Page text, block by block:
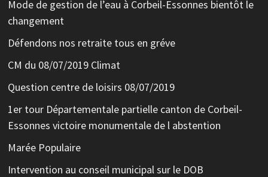
Mode de gestion de l’eau à Corbeil-Essonnes bientôt le
changement
Défendons nos retraite tous en gréve
CM du 08/07/2019 Climat
Question centre de loisirs 08/07/2019
1er tour Départementale partielle canton de Corbeil-
Essonnes victoire monumentale de l abstention
Marée Populaire
Intervention au conseil municipal sur le DOB